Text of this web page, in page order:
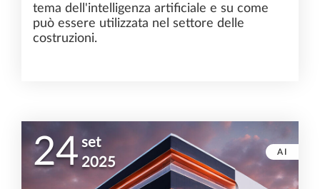
tema dell'intelligenza artificiale e su come
può essere utilizzata nel settore delle
costruzioni.
24 set
2025
AI